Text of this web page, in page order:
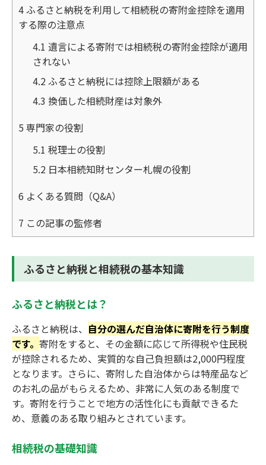
4ふるさと納税を利用して相続税の寄附金控除を適用
する際の注意点
4.1 遺言による寄附では相続税の寄附金控除が適用
されない
4.2ふるさと納税には控除上限額がある
4.3 換価した相続財産は対象外
5 専門家の役割
5.1 税理士の役割
5.2 日本相続知財センター札幌の役割
6 よくある質問（Q&A）
7 この記事の監修者
ふるさと納税と相続税の基本知識
ふるさと納税とは？
ふるさと納税は、 自分の選んだ自治体に寄附を行う制度
です。 寄附をすると、その金額に応じて所得税や住民税
が控除されるため、実質的な自己負担額は2,000円程度
となります。さらに、寄附した自治体からは特産品など
のお礼の品がもらえるため、非常に人気のある制度で
す。寄附を行うことで地方の活性化にも貢献できるた
め、意義のある取り組みとされています。
相続税の基礎知識